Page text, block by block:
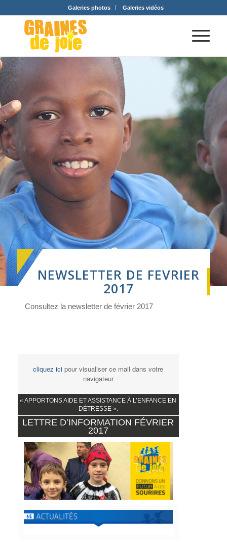
Galeries photos Galeries vidéos
NEWSLETTER DE FEVRIER
2017
Consultez la newsletter de février 2017
cliquez icipour visualiser ce mail dans votre
navigateur
« APPORTONS AIDE ET ASSISTANCE À L’ENFANCE EN
DÉTRESSE ».
LETTRE D’INFORMATION FÉVRIER
2017